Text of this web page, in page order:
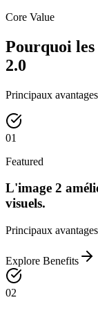
Core Value
Pourquoi les
2.0
Principaux
01
Featured
L'image 2
visuels.
Principaux
Explore Benefits
02